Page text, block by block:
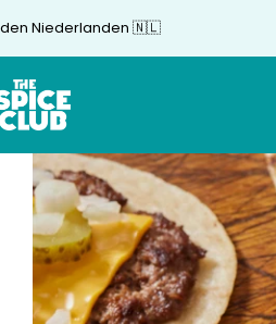
den Niederlanden 🇳🇱